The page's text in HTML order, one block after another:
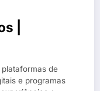
|
de
e programas